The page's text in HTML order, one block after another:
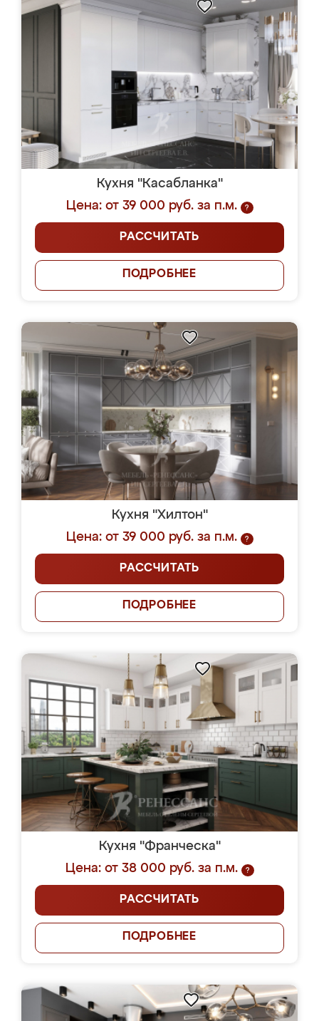
Кухня "Касабланка"
Цена: от 39 000 руб. за п.м.
?
РАССЧИТАТЬ
ПОДРОБНЕЕ
Кухня "Хилтон"
Цена: от 39 000 руб. за п.м.
?
РАССЧИТАТЬ
ПОДРОБНЕЕ
Кухня "Франческа"
Цена: от 38 000 руб. за п.м.
?
РАССЧИТАТЬ
ПОДРОБНЕЕ